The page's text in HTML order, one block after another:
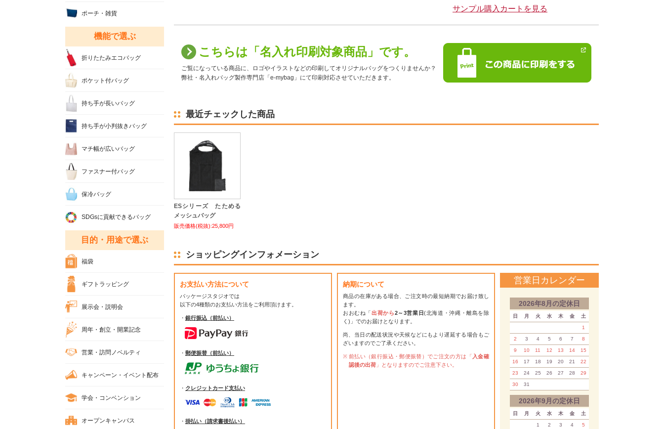
サンプル購入カートを見る
こちらは「名入れ印刷対象商品」です。
ご覧になっている商品に、ロゴやイラストなどの印刷してオリジナルバッグをつくりませんか？
弊社・名入れバッグ製作専門店「e-mybag」にて印刷対応させていただきます。
最近チェックした商品
ESシリーズ たためる
メッシュバッグ
販売価格(税抜):25,800円
ショッピングインフォメーション
お支払い方法について
パッケージスタジオでは
以下の4種類のお支払い方法をご利用頂けます。
・ 銀行振込（前払い）
・ 郵便振替（前払い）
・ クレジットカード支払い
・ 掛払い（請求書後払い）
納期について
商品の在庫がある場合、ご注文時の最短納期でお届け致し
ます。
おおむね「出荷から2～3営業日(北海道・沖縄・離島を除
く)」でのお届けとなります。
尚、当日の配送状況や天候などにもより遅延する場合もご
ざいますのでご了承ください。
前払い（銀行振込・郵便振替）でご注文の方は「 入金確
認後の出荷 」となりますのでご注意下さい。
営業日カレンダー
2026年8月の定休日
日 月 火 水 木 金 土
1
2 3 4 5 6 7 8
9 10 11 12 13 14 15
16 17 18 19 20 21 22
23 24 25 26 27 28 29
30 31
2026年9月の定休日
日 月 火 水 木 金 土
1 2 3 4 5
ポーチ・雑貨
機能で選ぶ
折りたたみエコバッグ
ポケット付バッグ
持ち手が長いバッグ
持ち手が小判抜きバッグ
マチ幅が広いバッグ
ファスナー付バッグ
保冷バッグ
SDGsに貢献できるバッグ
目的・用途で選ぶ
福袋
ギフトラッピング
展示会・説明会
周年・創立・開業記念
営業・訪問ノベルティ
キャンペーン・イベント配布
学会・コンベンション
オープンキャンパス